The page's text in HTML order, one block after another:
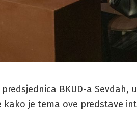
BKUD-a
je tema ove predstave